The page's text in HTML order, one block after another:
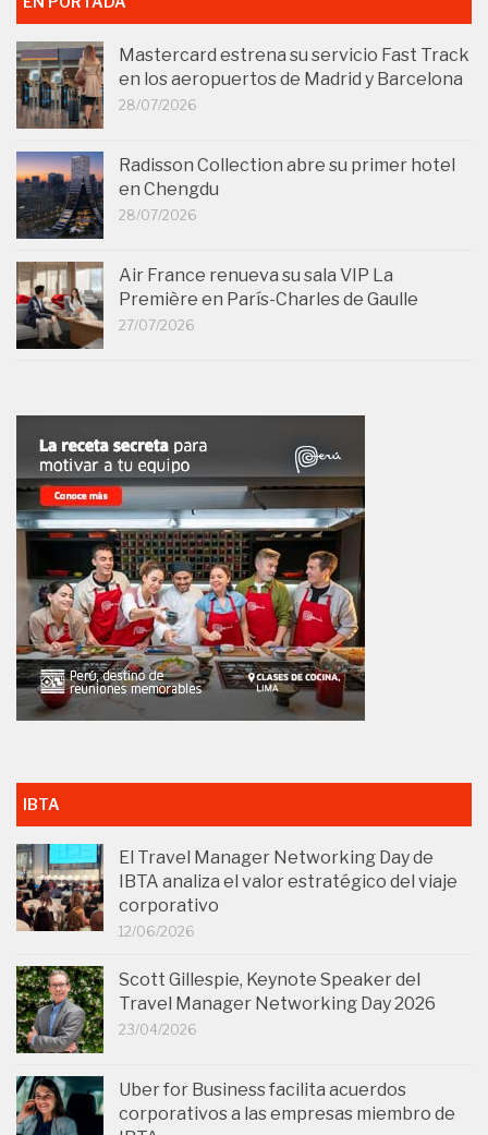
Mastercard estrena su servicio Fast Track
en los aeropuertos de Madrid y Barcelona
28/07/2026
Radisson Collection abre su primer hotel
en Chengdu
28/07/2026
Air France renueva su sala VIP La
Première en París-Charles de Gaulle
27/07/2026
IBTA
El Travel Manager Networking Day de
IBTA analiza el valor estratégico del viaje
corporativo
12/06/2026
Scott Gillespie, Keynote Speaker del
Travel Manager Networking Day 2026
23/04/2026
Uber for Business facilita acuerdos
corporativos a las empresas miembro de